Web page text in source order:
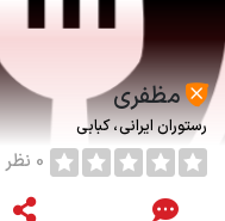
مظفری
رستوران ایرانی کبابی
0 نظر